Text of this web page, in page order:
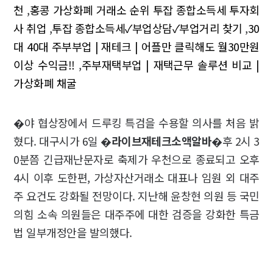
천 ,홍콩 가상화폐 거래소 순위 투잡 종합소득세 투자회
사 취업 ,투잡 종합소득세✓부업상담✓부업거리 찾기 ,30
대 40대 주부부업 | 재테크 | 어플만 클릭해도 월30만원
이상 수익금!! ,주부재택부업 | 재택근무 솔루션 비교 |
가상화폐 채굴
�야 협상장에서 드루킹 특검을 수용할 의사를 처음 밝
혔다. 대구시가 6일 �라이브재테크소액알바�후 2시 3
0분쯤 긴급재난문자로 축제가 우천으로 종료되고 오후
4시 이후 도한편, 가상자산거래소 대표나 임원 외 대주
주 요건도 강화될 전망이다. 지난해 윤창현 의원 등 국민
의힘 소속 의원들은 대주주에 대한 검증을 강화한 특금
법 일부개정안을 발의했다.